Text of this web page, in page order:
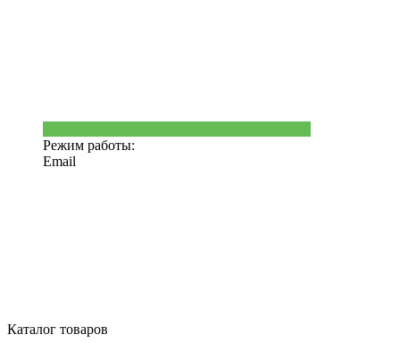
Режим работы:
Email
Каталог товаров